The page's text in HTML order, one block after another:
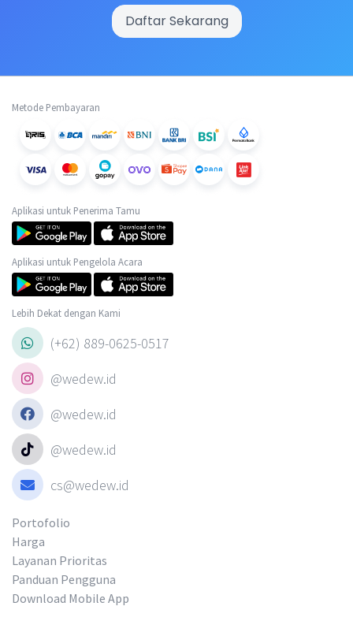
Daftar Sekarang
Metode Pembayaran
Aplikasi untuk Penerima Tamu
Aplikasi untuk Pengelola Acara
Lebih Dekat dengan Kami
(+62) 889-0625-0517
@wedew.id
@wedew.id
@wedew.id
cs@wedew.id
Portofolio
Harga
Layanan Prioritas
Panduan Pengguna
Download Mobile App